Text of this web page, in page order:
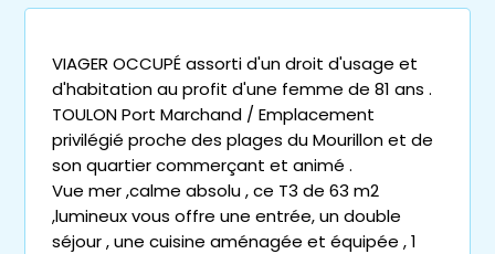
VIAGER OCCUPÉ assorti d'un droit d'usage et
d'habitation au profit d'une femme de 81 ans .
TOULON Port Marchand / Emplacement
privilégié proche des plages du Mourillon et de
son quartier commerçant et animé .
Vue mer ,calme absolu , ce T3 de 63 m2
,lumineux vous offre une entrée, un double
séjour , une cuisine aménagée et équipée , 1